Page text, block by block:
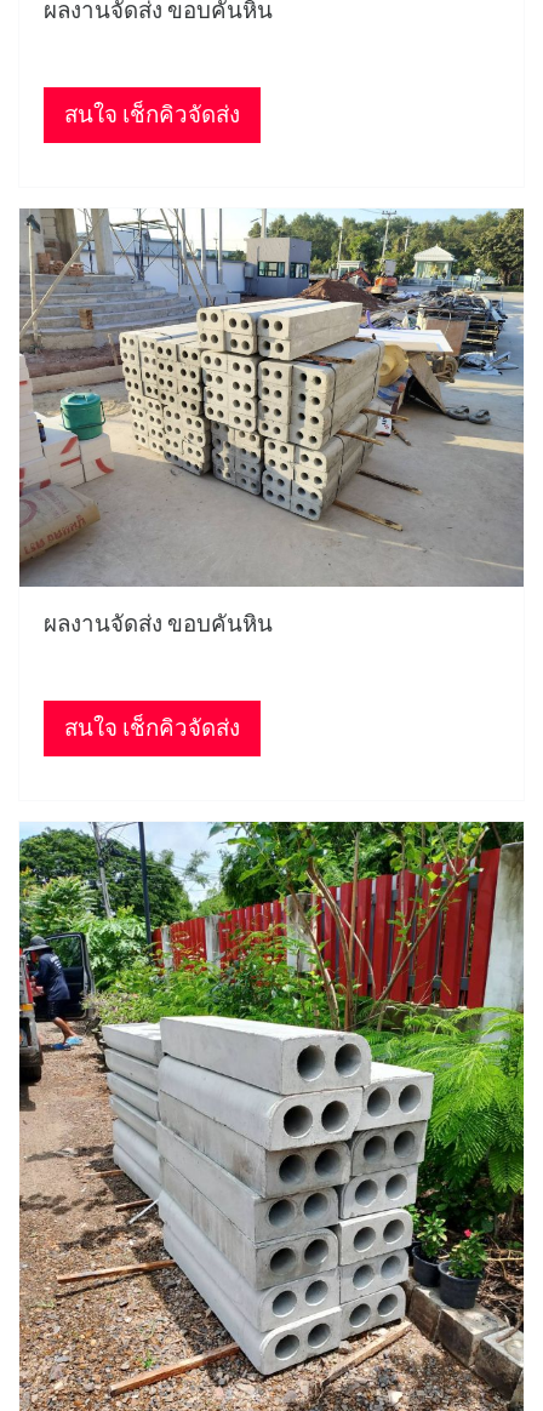
ผลงานจัดส่ง ขอบคันหิน
สนใจ เช็กคิวจัดส่ง
ผลงานจัดส่ง ขอบคันหิน
สนใจ เช็กคิวจัดส่ง